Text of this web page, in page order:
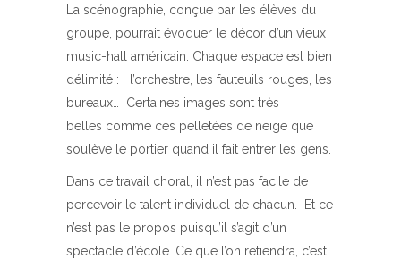
La scénographie, conçue par les élèves du
groupe, pourrait évoquer le décor d’un vieux
music-hall américain. Chaque espace est bien
délimité : l’orchestre, les fauteuils rouges, les
bureaux… Certaines images sont très
belles comme ces pelletées de neige que
soulève le portier quand il fait entrer les gens.
Dans ce travail choral, il n’est pas facile de
percevoir le talent individuel de chacun. Et ce
n’est pas le propos puisqu’il s’agit d’un
spectacle d’école. Ce que l’on retiendra, c’est